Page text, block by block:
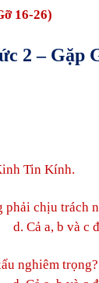
16-26)
2 – Gặp
Tin Kính.
chịu trách
Cả a, b và c
nghiêm trọng?